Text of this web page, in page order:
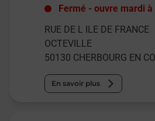
Fermé -ouvre mardi à
RUE DE L ILE DE FRANCE
OCTEVILLE
50130 CHERBOURG EN
En savoir plus